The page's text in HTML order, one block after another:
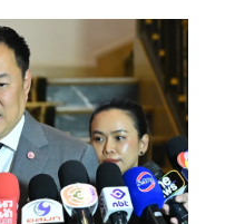
ท่ามกลางสถานการณ์โลก
ทุนพลังงาน ในการเอา